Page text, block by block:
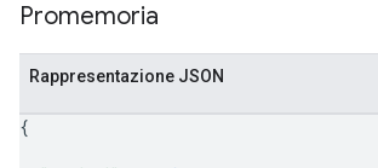
Promemoria
Rappresentazione JSON
{